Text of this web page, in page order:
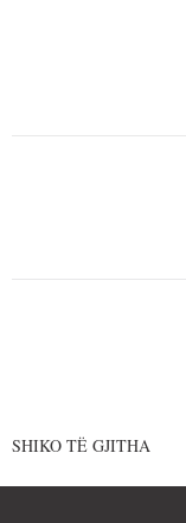
SHIKO TË GJITHA